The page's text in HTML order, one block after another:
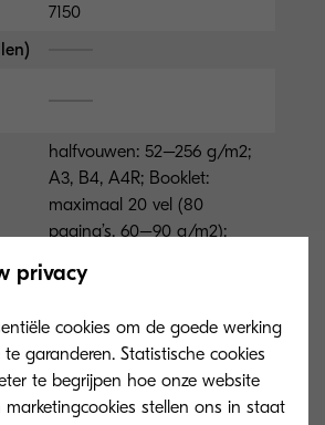
7150
halfvouwen: 52–256 g/m2;
A3, B4, A4R; Booklet:
maximaal 20 vel (80
pagina’s, 60–90 g/m2);
Meer informatie
Interne finisher
privacy
cookies om de goede werking
garanderen. Statistische cookies
te begrijpen hoe onze website
stellen ons in staat